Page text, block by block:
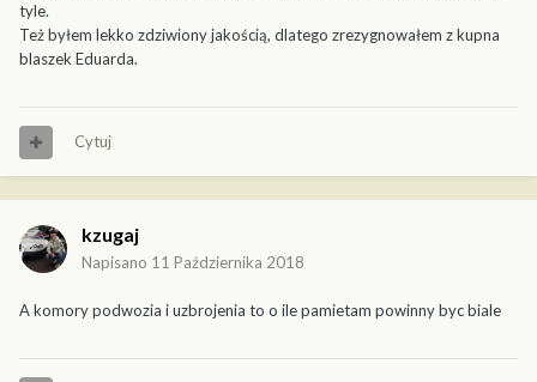
tyle.
Też byłem lekko zdziwiony jakością, dlatego zrezygnowałem z kupna
blaszek Eduarda.
Cytuj
kzugaj
Napisano 11 Października 2018
A komory podwozia i uzbrojenia to o ile pamietam powinny byc biale